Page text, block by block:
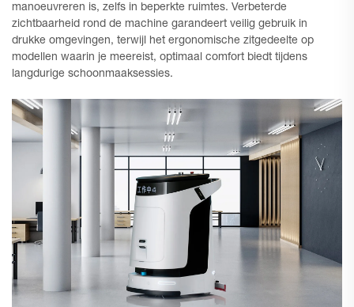
manoeuvreren is, zelfs in beperkte ruimtes. Verbeterde
zichtbaarheid rond de machine garandeert veilig gebruik in
drukke omgevingen, terwijl het ergonomische zitgedeelte op
modellen waarin je meereist, optimaal comfort biedt tijdens
langdurige schoonmaaksessies.